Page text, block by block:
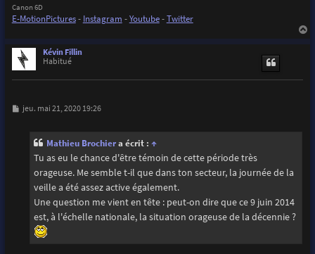
Canon 6D
E-MotionPictures- Instagram -Youtube-Twitter
Kévin Fillin
Habitué
M
jeu. mai 21, 2020 19:26
Mathieu Brochiera écrit : ↑
Tu as eu le chance d'être témoin de cette période très
orageuse. Me semble t-il que dans ton secteur, la journée de la
veille a été assez active également.
Une question me vient en tête : peut-on dire que ce 9 juin 2014
est, à l'échelle nationale, la situation orageuse de la décennie ?